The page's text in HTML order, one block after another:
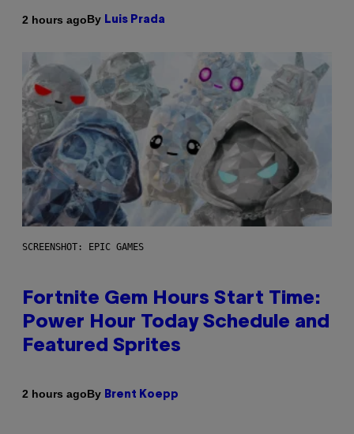
2 hours agoBy Luis Prada
SCREENSHOT: EPIC GAMES
Fortnite Gem Hours Start Time:
Power Hour Today Schedule and
Featured Sprites
2 hours agoBy Brent Koepp